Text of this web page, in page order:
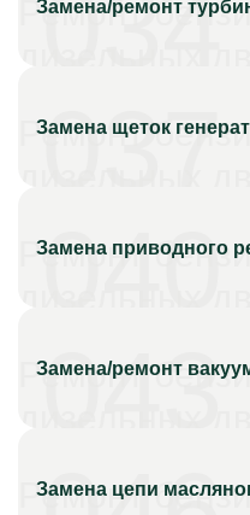
034
Ремонт
Замена/ремонт
037
Ремонт
Замена щеток
040
Ремонт
Замена приводного
043
Ремонт
Замена/ремонт
Ремонт
Замена цепи